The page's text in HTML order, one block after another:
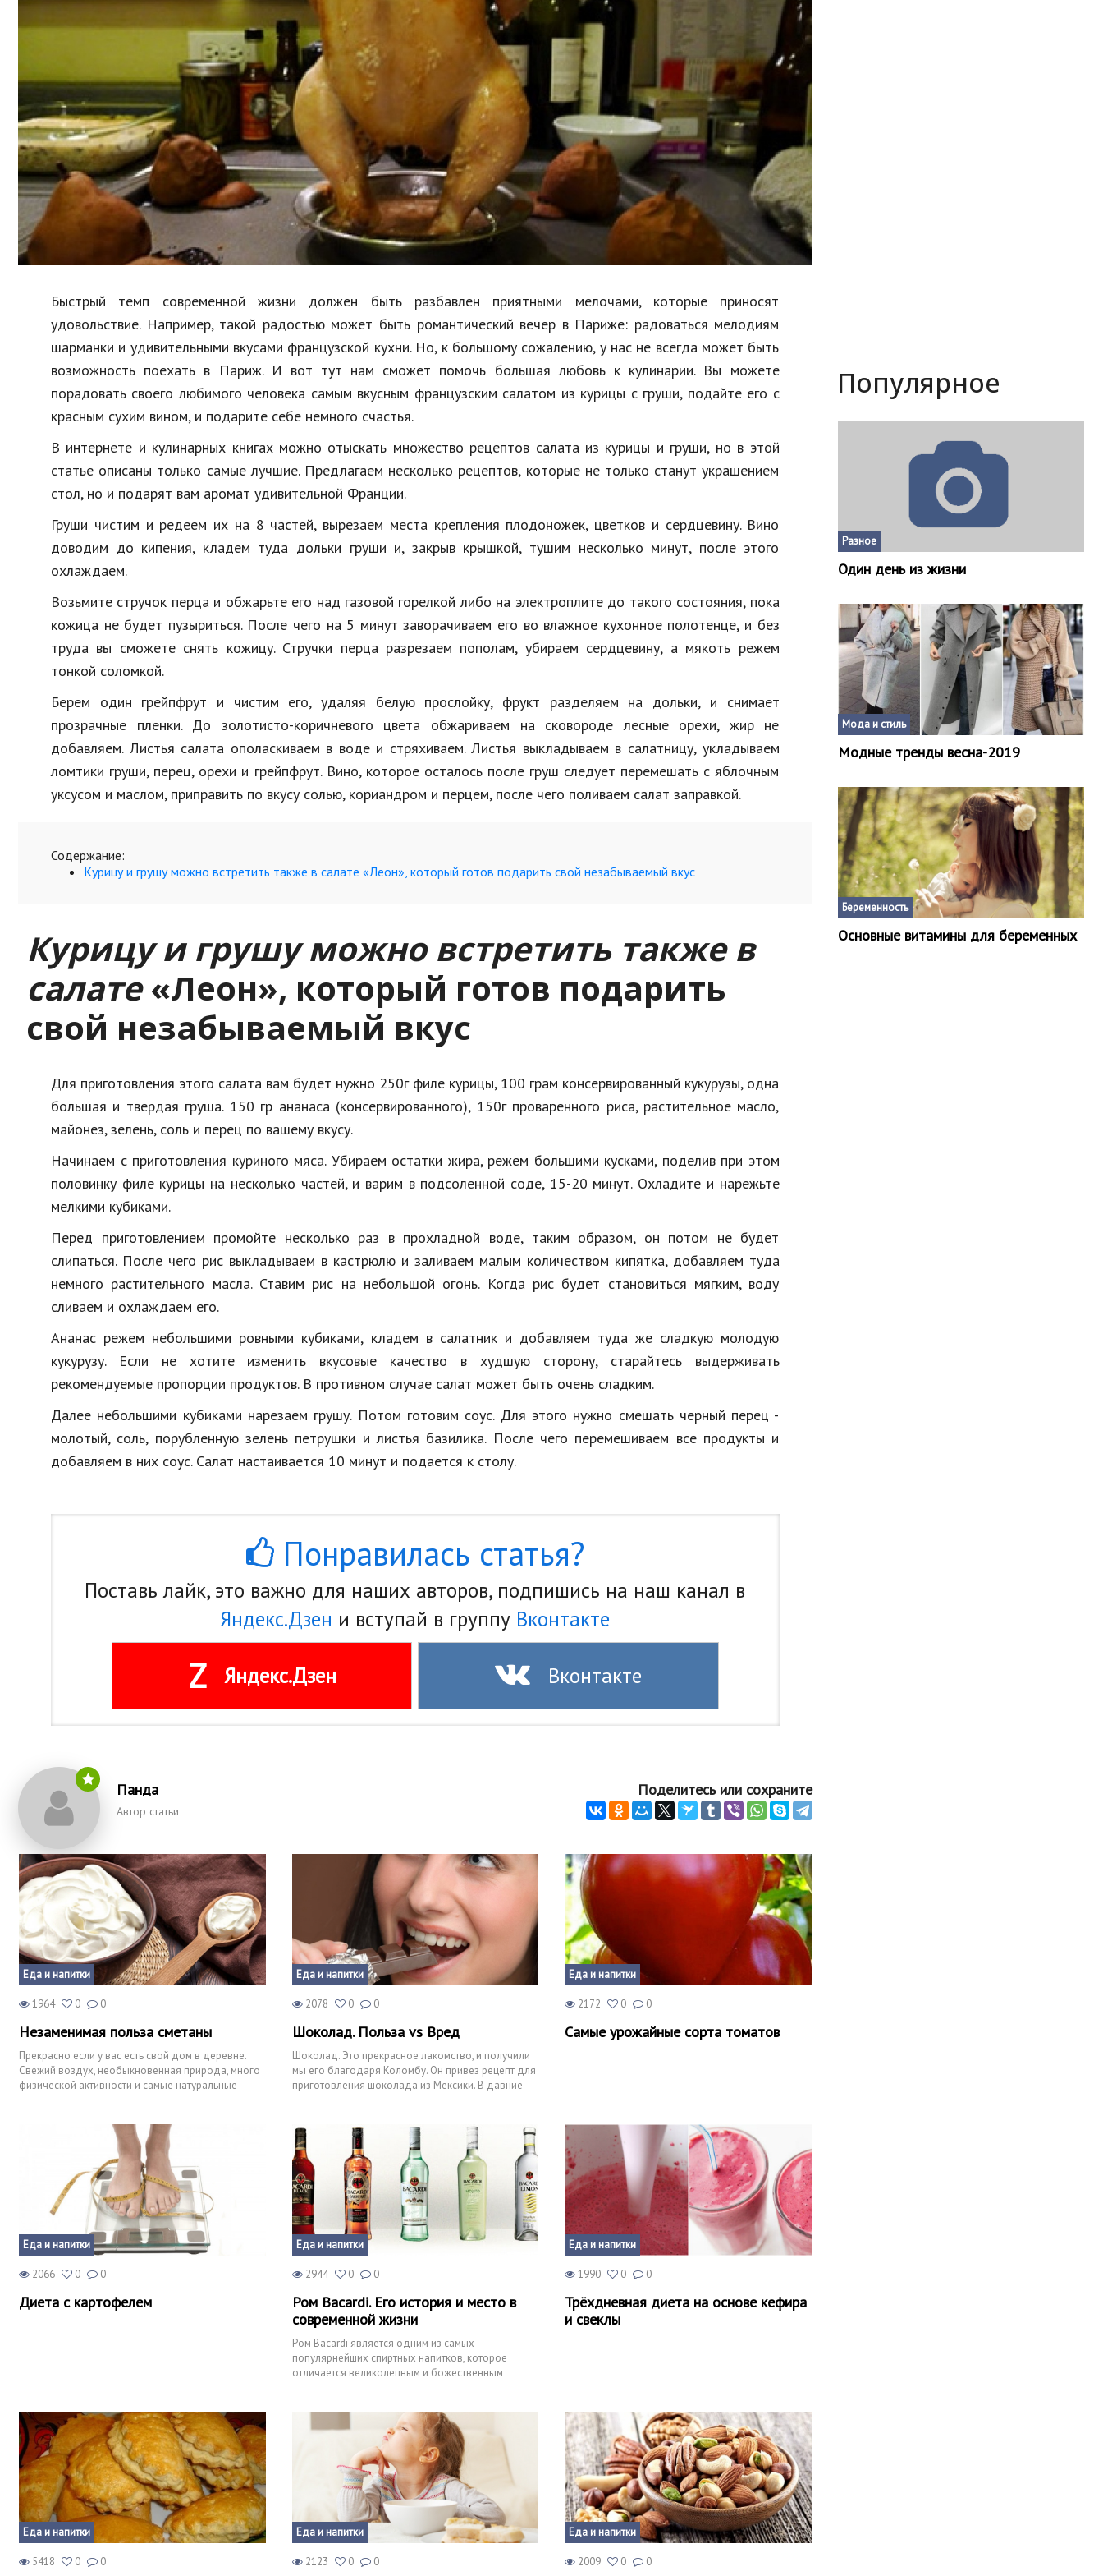
Культура
Авто, мото
Спорт
Знаменитости
Недвижимость
Спорт и фитнес
Психология и отношения
Творчество и рукоделие
Разное
Работа и бизнес
Животные
Еда и напитки
Мода и стиль
Бизнес
Хобби и развлечения
Финансы
Юриспруденция
Природа
Образование
Наука и технологии
Быстрый темп современной жизни должен быть разбавлен приятными мелочами, которые приносят
удовольствие. Например, такой радостью может быть романтический вечер в Париже: радоваться мелодиям
шарманки и удивительными вкусами французской кухни. Но, к большому сожалению, у нас не всегда может быть
возможность поехать в Париж. И вот тут нам сможет помочь большая любовь к кулинарии. Вы можете
порадовать своего любимого человека самым вкусным французским салатом из курицы с груши, подайте его с
красным сухим вином, и подарите себе немного счастья.
В интернете и кулинарных книгах можно отыскать множество рецептов салата из курицы и груши, но в этой
статье описаны только самые лучшие. Предлагаем несколько рецептов, которые не только станут украшением
стол, но и подарят вам аромат удивительной Франции.
Груши чистим и редеем их на 8 частей, вырезаем места крепления плодоножек, цветков и сердцевину. Вино
доводим до кипения, кладем туда дольки груши и, закрыв крышкой, тушим несколько минут, после этого
охлаждаем.
Возьмите стручок перца и обжарьте его над газовой горелкой либо на электроплите до такого состояния, пока
кожица не будет пузыриться. После чего на 5 минут заворачиваем его во влажное кухонное полотенце, и без
труда вы сможете снять кожицу. Стручки перца разрезаем пополам, убираем сердцевину, а мякоть режем
тонкой соломкой.
Берем один грейпфрут и чистим его, удаляя белую прослойку, фрукт разделяем на дольки, и снимает
прозрачные пленки. До золотисто-коричневого цвета обжариваем на сковороде лесные орехи, жир не
добавляем. Листья салата ополаскиваем в воде и стряхиваем. Листья выкладываем в салатницу, укладываем
ломтики груши, перец, орехи и грейпфрут. Вино, которое осталось после груш следует перемешать с яблочным
уксусом и маслом, приправить по вкусу солью, кориандром и перцем, после чего поливаем салат заправкой.
Содержание:
Курицу и грушу можно встретить также в салате «Леон», который готов подарить свой незабываемый вкус
Курицу и грушу можно встретить также в
салате«Леон», который готов подарить
свой незабываемый вкус
Для приготовления этого салата вам будет нужно 250г филе курицы, 100 грам консервированный кукурузы, одна
большая и твердая груша. 150 гр ананаса (консервированного), 150г проваренного риса, растительное масло,
майонез, зелень, соль и перец по вашему вкусу.
Начинаем с приготовления куриного мяса. Убираем остатки жира, режем большими кусками, поделив при этом
половинку филе курицы на несколько частей, и варим в подсоленной соде, 15-20 минут. Охладите и нарежьте
мелкими кубиками.
Перед приготовлением промойте несколько раз в прохладной воде, таким образом, он потом не будет
слипаться. После чего рис выкладываем в кастрюлю и заливаем малым количеством кипятка, добавляем туда
немного растительного масла. Ставим рис на небольшой огонь. Когда рис будет становиться мягким, воду
сливаем и охлаждаем его.
Ананас режем небольшими ровными кубиками, кладем в салатник и добавляем туда же сладкую молодую
кукурузу. Если не хотите изменить вкусовые качество в худшую сторону, старайтесь выдерживать
рекомендуемые пропорции продуктов. В противном случае салат может быть очень сладким.
Далее небольшими кубиками нарезаем грушу. Потом готовим соус. Для этого нужно смешать черный перец -
молотый, соль, порубленную зелень петрушки и листья базилика. После чего перемешиваем все продукты и
добавляем в них соус. Салат настаивается 10 минут и подается к столу.
Понравилась статья?
Поставь лайк, это важно для наших авторов, подпишись на наш канал в
Яндекс.Дзен и вступай в группу Вконтакте
Z Яндекс.Дзен Вконтакте
Панда
Автор статьи
Поделитесь или сохраните
Еда и напитки
1964 0 0
Незаменимая польза сметаны
Прекрасно если у вас есть свой дом в деревне.
Свежий воздух, необыкновенная природа, много
физической активности и самые натуральные
Еда и напитки
2078 0 0
Шоколад. Польза vs Вред
Шоколад. Это прекрасное лакомство, и получили
мы его благодаря Коломбу. Он привез рецепт для
приготовления шоколада из Мексики. В давние
Еда и напитки
2172 0 0
Самые урожайные сорта томатов
Еда и напитки
2066 0 0
Диета с картофелем
Еда и напитки
2944 0 0
Ром Bacardi. Его история и место в
современной жизни
Ром Bacardi является одним из самых
популярнейших спиртных напитков, которое
отличается великолепным и божественным
Еда и напитки
1990 0 0
Трёхдневная диета на основе кефира
и свеклы
Еда и напитки
5418 0 0
Еда и напитки
2123 0 0
Еда и напитки
2009 0 0
Популярное
Разное
Один день из жизни
Мода и стиль
Модные тренды весна-2019
Беременность
Основные витамины для беременных